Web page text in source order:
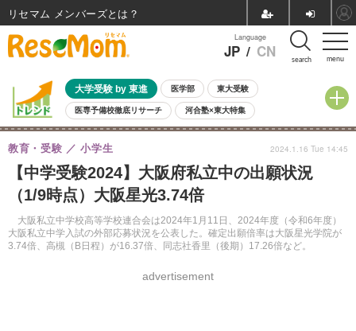
menu
Language
JP / CN search
大学受験 by 東進 医学部 東大受験
医専予備校徹底リサーチ 河合塾×東大特集
親子で考える大学選び 高校受験 中学受験 小学校受験
共通テスト 夏休み
8月開催イベント・WS 全国公立高校 過去問 人気記事
自由研究教材（小学生向け） 自由研究教材（中学生向け）
【中学受験2024】大阪府私立中の出願状況
（1/9時点）大阪星光3.74倍
大阪私立中学校高等学校連合会は2024年1月11日、2024年度（令和6年度）
大阪私立中学入試の外部応募状況を公表した。確定出願倍率は大阪星光学院が
3.74倍、高槻（B日程）が16.37倍、同志社香里（後期）17.26倍など。
教育・受験 小学生
advertisement
2024.1.16 Tue 14:45
リセマム メンバーズ